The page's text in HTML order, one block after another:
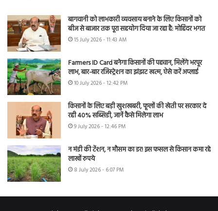
बागवानी को लाभकारी व्यवसाय बनाने के लिए किसानों को
बीज से बाजार तक पूरा सहयोग दिया जा रहा है: मोहिंदर भगत
15 July 2026 - 11:43 AM
Farmers ID Card बनेगा किसानों की पहचान, मिलेंगे भरपूर
लाभ, बार-बार रजिस्ट्रेशन का झंझट खत्म, ऐसे करें अप्लाई
10 July 2026 - 12:42 PM
किसानों के लिए बड़ी खुशखबरी, फूलों की खेती पर सरकार दे
रही 40% सब्सिडी, जानें कैसे मिलेगा लाभ
9 July 2026 - 12:46 PM
न मंडी की टेंशन, न मौसम का डर! इस फसल से किसान कमा रहे
लाखों रुपये
8 July 2026 - 6:07 PM